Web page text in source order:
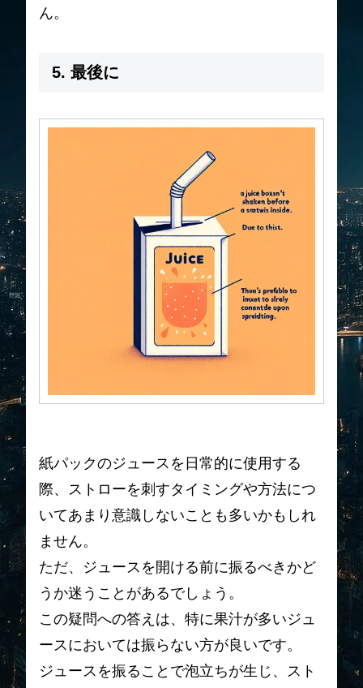
ん。
5. 最後に
紙パックのジュースを日常的に使用する
際、ストローを刺すタイミングや方法につ
いてあまり意識しないことも多いかもしれ
ません。
ただ、ジュースを開ける前に振るべきかど
うか迷うことがあるでしょう。
この疑問への答えは、特に果汁が多いジュ
ースにおいては振らない方が良いです。
ジュースを振ることで泡立ちが生じ、スト